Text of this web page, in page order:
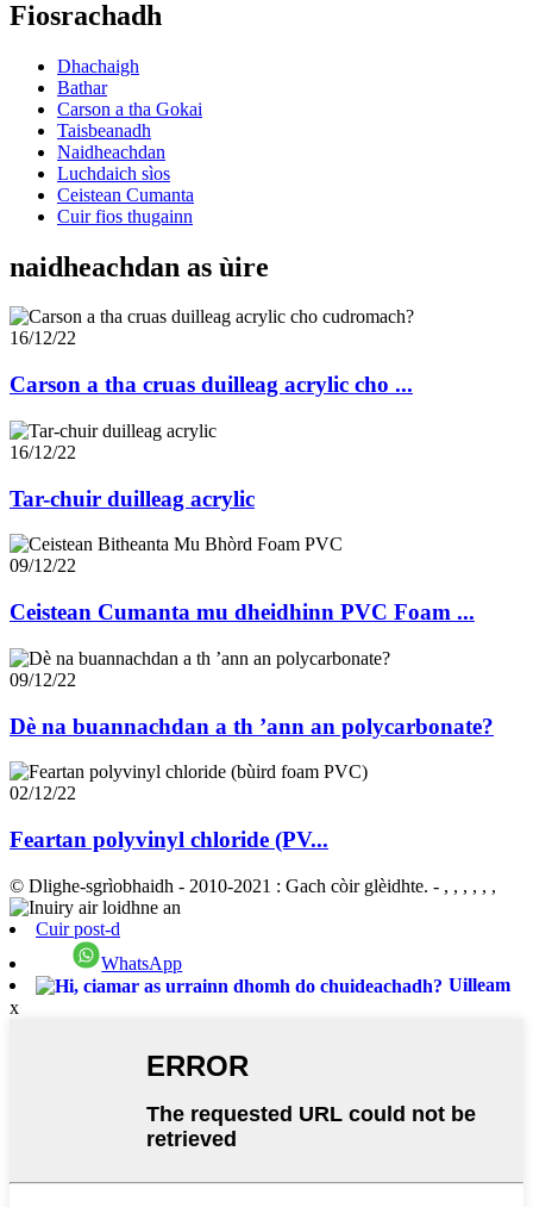
Fiosrachadh
Dhachaigh
Bathar
Carson a tha Gokai
Taisbeanadh
Naidheachdan
Luchdaich sìos
Ceistean Cumanta
Cuir fios thugainn
naidheachdan as ùire
16/12/22
Carson a tha cruas duilleag acrylic cho ...
16/12/22
Tar-chuir duilleag acrylic
09/12/22
Ceistean Cumanta mu dheidhinn PVC Foam ...
09/12/22
Dè na buannachdan a th ’ann an polycarbonate?
02/12/22
Feartan polyvinyl chloride (PV...
© Dlighe-sgrìobhaidh - 2010-2021 : Gach còir glèidhte. - , , , , , ,
Cuir post-d
WhatsApp
Uilleam
x